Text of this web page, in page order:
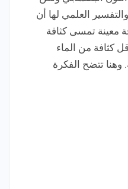
العلمي لها أن
معينة تمسى كثافة
كثافة من الماء
وهنا تتضح الفكرة